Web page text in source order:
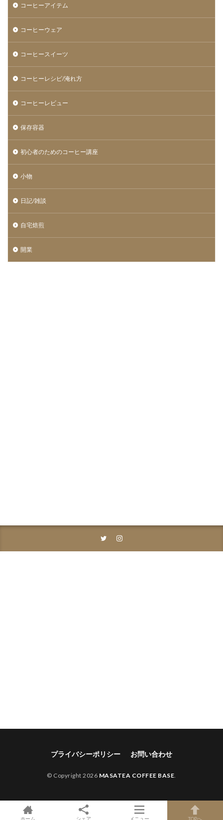
コーヒーアイテム
コーヒーウェア
コーヒースイーツ
コーヒーレシピ/淹れ方
コーヒーレビュー
保存容器
初心者のためのコーヒー講座
小物
日記/雑談
自宅焙煎
開業
プライバシーポリシー お問い合わせ
© Copyright 2026 MASATEA COFFEE BASE.
ホーム シェア メニュー TOPへ